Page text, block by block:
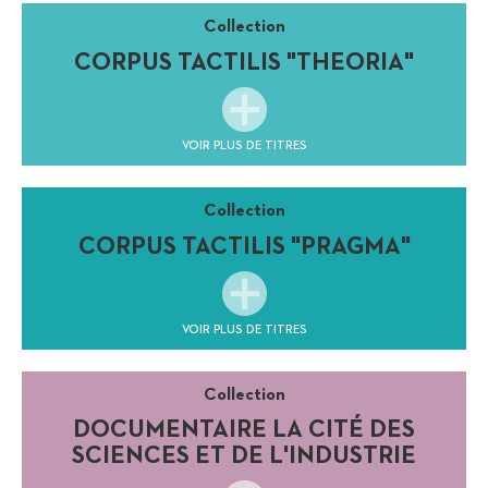
Collection
CORPUS TACTILIS "THEORIA"
VOIR PLUS DE TITRES
Collection
CORPUS TACTILIS "PRAGMA"
VOIR PLUS DE TITRES
Collection
DOCUMENTAIRE LA CITÉ DES
SCIENCES ET DE L'INDUSTRIE